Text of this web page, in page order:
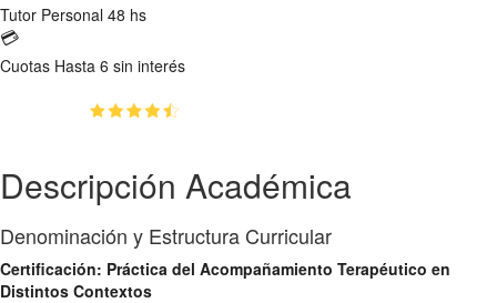
Tutor Personal 48 hs
💳
Cuotas Hasta 6 sin interés
Descripción Académica
Denominación y Estructura Curricular
Certificación: Práctica del Acompañamiento Terapéutico en
Distintos Contextos